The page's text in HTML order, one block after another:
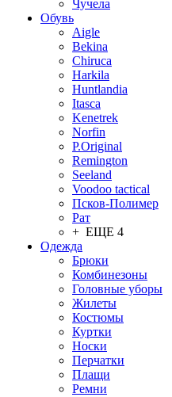
Чучела
Обувь
Aigle
Bekina
Chiruсa
Harkila
Huntlandia
Itasca
Kenetrek
Norfin
P.Original
Remington
Seeland
Voodoo tactical
Псков-Полимер
Рат
+ ЕЩЕ 4
Одежда
Брюки
Комбинезоны
Головные уборы
Жилеты
Костюмы
Куртки
Носки
Перчатки
Плащи
Ремни